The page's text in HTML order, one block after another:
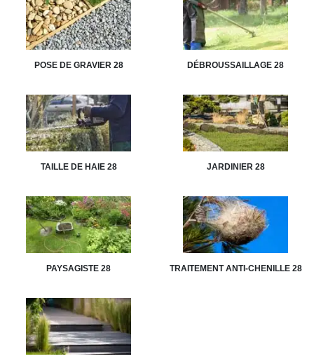
POSE DE GRAVIER 28 DÉBROUSSAILLAGE 28
TAILLE DE HAIE 28 JARDINIER 28
PAYSAGISTE 28 TRAITEMENT ANTI-CHENILLE 28